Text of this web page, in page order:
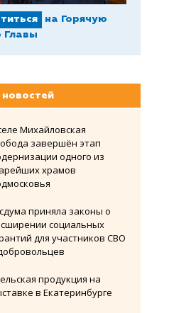
на Горячую
Главы
Михайловская
завершён этап
одного из
храмов
приняла законы о
социальных
для участников СВО
продукция на
в Екатеринбурге